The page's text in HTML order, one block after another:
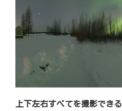
上下左右すべてを撮影でき